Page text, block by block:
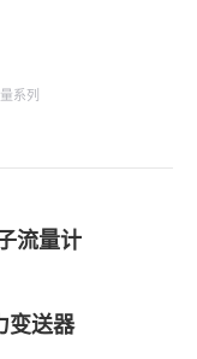
系列
流量计
变送器